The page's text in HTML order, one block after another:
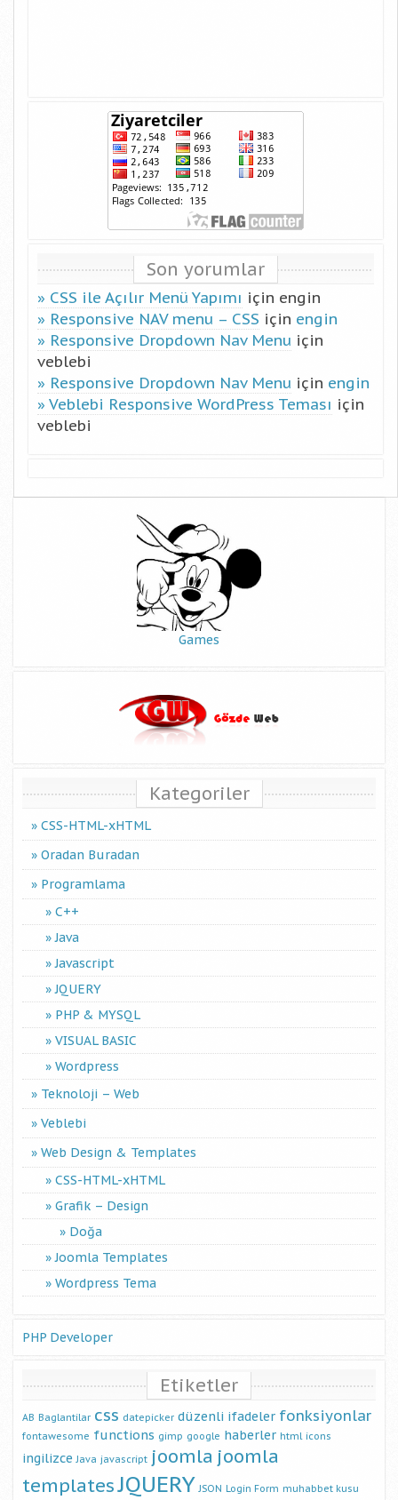
Son yorumlar
CSS ile Açılır Menü Yapımı için engin
Responsive NAV menu – CSS için engin
Responsive Dropdown Nav Menu için
veblebi
Responsive Dropdown Nav Menu için engin
Veblebi Responsive WordPress Teması için
veblebi
Games
Kategoriler
CSS-HTML-xHTML
Oradan Buradan
Programlama
C++
Java
Javascript
JQUERY
PHP & MYSQL
VISUAL BASIC
Wordpress
Teknoloji – Web
Veblebi
Web Design & Templates
CSS-HTML-xHTML
Grafik – Design
Doğa
Joomla Templates
Wordpress Tema
PHP Developer
Etiketler
AB Baglantilar css datepicker düzenli ifadeler fonksiyonlar
fontawesome functions gimp google haberler html icons
ingilizce Java javascript joomla joomla
templatesJQUERY JSON Login Form muhabbet kusu